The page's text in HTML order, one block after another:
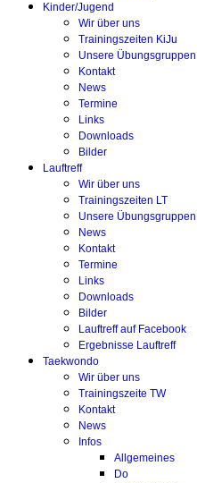
Kinder/Jugend
Wir über uns
Trainingszeiten KiJu
Unsere Übungsgruppen
Kontakt
News
Termine
Links
Downloads
Bilder
Lauftreff
Wir über uns
Trainingszeiten LT
Unsere Übungsgruppen
News
Kontakt
Termine
Links
Downloads
Bilder
Lauftreff auf Facebook
Ergebnisse Lauftreff
Taekwondo
Wir über uns
Trainingszeite TW
Kontakt
News
Infos
Allgemeines
Do